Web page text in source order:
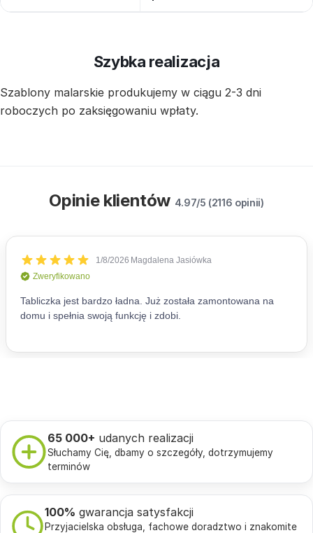
Szybka realizacja
Szablony malarskie produkujemy w ciągu 2-3 dni
roboczych po zaksięgowaniu wpłaty.
Opinie klientów 4.97/5 (2116 opinii)
65 000+ udanych realizacji
Słuchamy Cię, dbamy o szczegóły, dotrzymujemy
terminów
100% gwarancja satysfakcji
Przyjacielska obsługa, fachowe doradztwo i znakomite